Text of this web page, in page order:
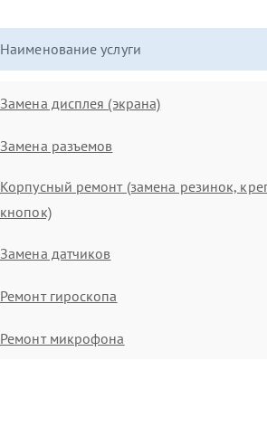
Наименование услуги
Замена дисплея (экрана)
Замена разъемов
Корпусный ремонт (замена резинок,
кнопок)
Замена датчиков
Ремонт гироскопа
Ремонт микрофона